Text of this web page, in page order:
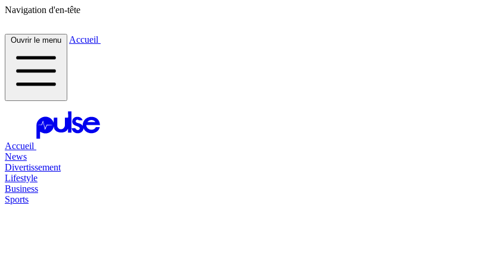
Navigation d'en-tête
Ouvrir le menu Accueil
Accueil
News
Divertissement
Lifestyle
Business
Sports